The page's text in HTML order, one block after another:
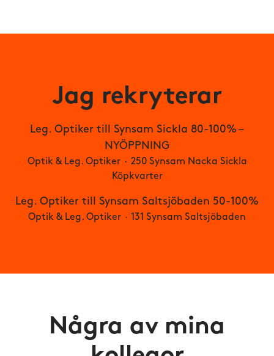
Jag rekryterar
Leg. Optiker till Synsam Sickla 80-100% –
NYÖPPNING
Optik & Leg. Optiker · 250 Synsam Nacka Sickla
Köpkvarter
Leg. Optiker till Synsam Saltsjöbaden 50-100%
Optik & Leg. Optiker · 131 Synsam Saltsjöbaden
Några av mina